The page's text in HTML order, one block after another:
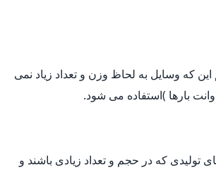
که وسایل به لحاظ وزن و تعداد زیاد نمی
بارها )استفاده می شود.
تولیدی که در حجم و تعداد زیادی باشند و